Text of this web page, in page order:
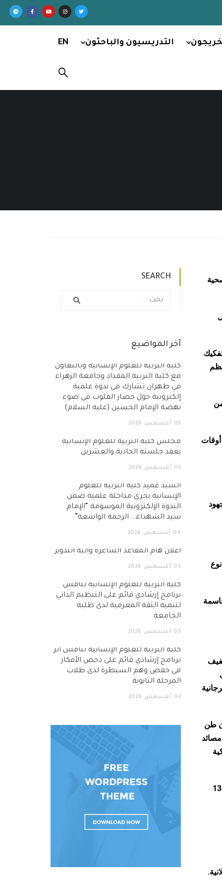
التدريسيون والباحثون EN
وهو رقم من
كان عليه في أوقات
كبيرًا. في كل عام، يدخل ما يقدر بنحو 5 إلى 12 مليون طن
في مصائد
السياحية. ينمو قطاع السياحة المرتبط بالمحيطات بما يقدر بنحو 134
SEARCH
آخر المواضيع
كلية التربية للعلوم الإنسانية وبالتعاون
مع كلية التربية المقداد وجامعة الزهراء
في طهران تشارك في ندوة علمية
إلكترونية حول حصار القلوب في ضوء
نهضة الإمام الحسين (عليه السلام)
05 أغسطس 2026
مجلس كلية التربية للعلوم الإنسانية
يعقد جلسته الحادية والعشرين
05 أغسطس 2026
السيد عميد كلية التربية للعلوم
الإنسانية يجري مداخلة علمية ضمن
الندوة الإلكترونية الموسومة “الإمام
سيد الشهداء… الرحمة الواسعة”
04 أغسطس 2026
اعلان هام المقاعد الشاغرة وآلية التدوير
03 أغسطس 2026
كلية التربية للعلوم الإنسانية تناقش
برنامج إرشادي قائم على التنظيم الذاتي
لتنمية الثقة المعرفية لدى طلبة
الجامعة
03 أغسطس 2026
كلية التربية للعلوم الإنسانية تناقش أثر
برنامج إرشادي قائم على دحض الأفكار
في خفض وهم السيطرة لدى طلاب
المرحلة الثانوية
02 أغسطس 2026